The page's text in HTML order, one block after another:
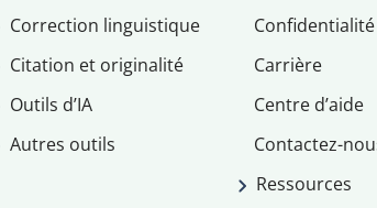
Correction linguistique
Citation et originalité
Outils d’IA
Autres outils
Confidentialité
Carrière
Centre d’aide
Contactez-
Ressources